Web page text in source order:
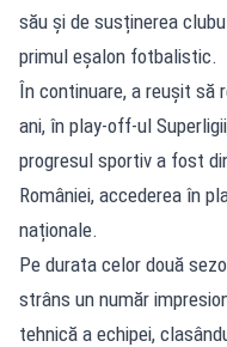
său și de susținerea
primul eșalon fotbalistic.
În continuare, a reușit să
ani, în play-off-ul
progresul sportiv a fost
României, accederea în
naționale.
Pe durata celor două
strâns un număr
tehnică a echipei,